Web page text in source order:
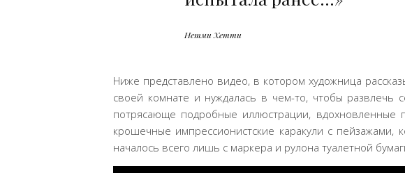
Нетми Хетти
Ниже представлено видео, в котором художница
своей комнате и нуждалась в чем-то, чтобы развлечь
потрясающе подробные иллюстрации, вдохновленные
крошечные импрессионистские каракули с пейзажами,
началось всего лишь с маркера и рулона туалетной